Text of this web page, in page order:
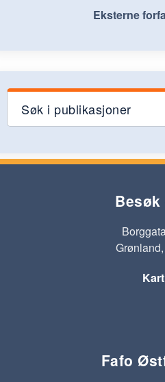
Eksterne
Søk i publikasjoner
Besøk
Kart
Fafo